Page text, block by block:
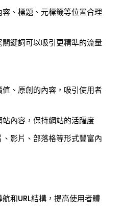
容、標題、元標籤等位置合理
關鍵詞可以吸引更精準的流量
值、原創的內容，吸引使用者
站內容，保持網站的活躍度
、影片、部落格等形式豐富內
和URL結構，提高使用者體